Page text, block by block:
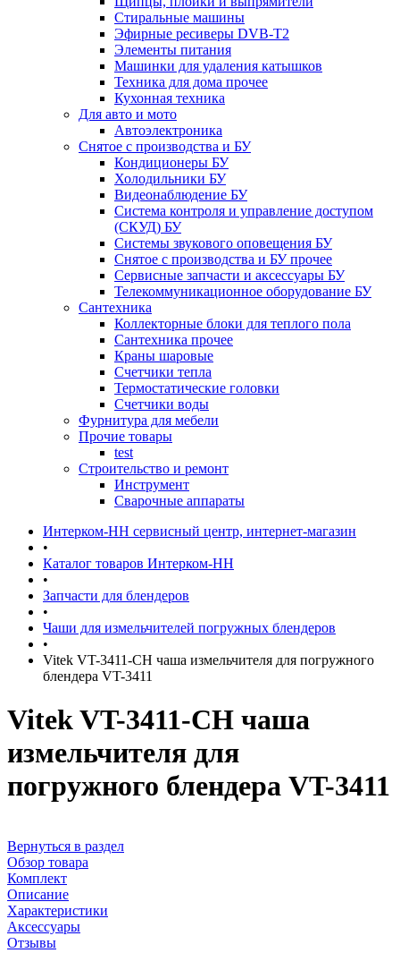
Стиральные машины
Эфирные ресиверы DVB-T2
Элементы питания
Машинки для удаления катышков
Техника для дома прочее
Кухонная техника
Для авто и мото
Автоэлектроника
Снятое с производства и БУ
Кондиционеры БУ
Холодильники БУ
Видеонаблюдение БУ
Система контроля и управление доступом
(СКУД) БУ
Системы звукового оповещения БУ
Снятое с производства и БУ прочее
Сервисные запчасти и аксессуары БУ
Телекоммуникационное оборудование БУ
Сантехника
Коллекторные блоки для теплого пола
Сантехника прочее
Краны шаровые
Счетчики тепла
Термоcтатические головки
Счетчики воды
Фурнитура для мебели
Прочие товары
test
Строительство и ремонт
Инструмент
Сварочные аппараты
Интерком-НН сервисный центр, интернет-магазин
•
Каталог товаров Интерком-НН
•
Запчасти для блендеров
•
Чаши для измельчителей погружных блендеров
•
Vitek VT-3411-CH чаша измельчителя для погружного
блендера VT-3411
Vitek VT-3411-CH чаша
измельчителя для
погружного блендера VT-3411
Вернуться в раздел
Обзор товара
Комплект
Описание
Характеристики
Аксессуары
Отзывы